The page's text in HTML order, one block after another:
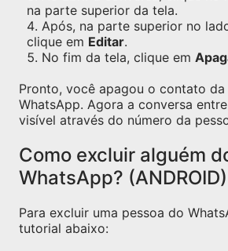
na parte superior da tela.
Após, na parte superior no
clique em Editar.
No fim da tela, clique em
Pronto, você apagou o contato da
WhatsApp. Agora a conversa
visível através do número da
Como excluir alguém
WhatsApp? (ANDROID)
Para excluir uma pessoa do
tutorial abaixo: